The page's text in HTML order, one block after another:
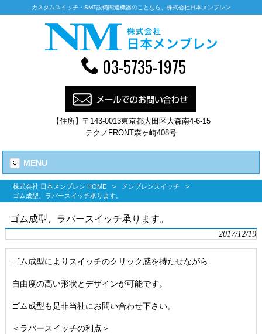
カスタムスイッチ・SMT設備関連機器のことなら、株式会社日本メンブレン
03-5735-1975
【住所】〒143-0013東京都大田区大森南4-6-15
テクノFRONT森ヶ崎408号
MENU
株式会社 日本メンブレン HOME > メンブレンスイッチ
>
ゴム成型、ラバースイッチ承ります。
ゴム成型、ラバースイッチ承ります。
2017/12/19
ゴム成型によりスイッチのクリック感を持たせながら
自由度の高い形状とデザインが可能です。
ゴム成型も是非当社にお問い合わせ下さい。
＜ラバースイッチの利点＞